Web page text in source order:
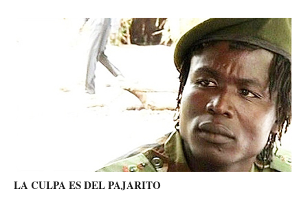
LA CULPA ES DEL PAJARITO